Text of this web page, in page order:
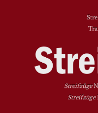
Streifzüge
Streifzüge